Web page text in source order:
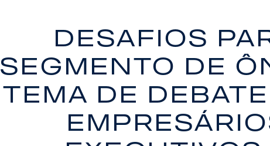
Desafios
segmento de
tema de